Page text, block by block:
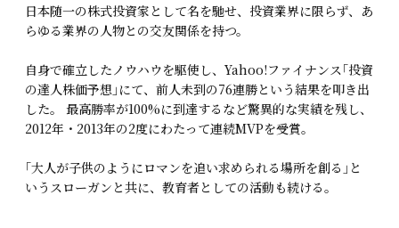
日本随一の株式投資家として名を馳せ、投資業界に限らず、あ
らゆる業界の人物との交友関係を持つ。
自身で確立したノウハウを駆使し、Yahoo!ファイナンス｢投資
の達人株価予想｣にて、前人未到の76連勝という結果を叩き出
した。
最高勝率が100%に到達するなど驚異的な実績を残し、
2012年・2013年の2度にわたって連続MVPを受賞。
｢大人が子供のようにロマンを追い求められる場所を創る｣と
いうスローガンと共に、教育者としての活動も続ける。